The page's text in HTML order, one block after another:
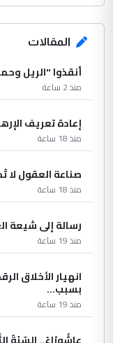
المقالات
أنقذوا "الريل
منذ 2 ساعة
إعادة تعريف
منذ 18 ساعة
صناعة العقول لا
منذ 18 ساعة
رسالة إلى شيعة
منذ 19 ساعة
انهيار الأخلاق
بسبب...
منذ 19 ساعة